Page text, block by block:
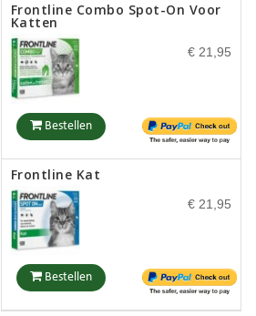
Frontline Combo Spot-On Voor
Katten
€ 21,95
Bestellen
Frontline Kat
€ 21,95
Bestellen